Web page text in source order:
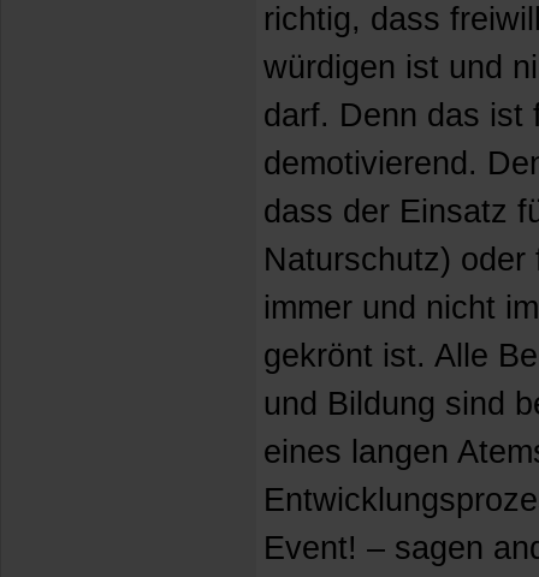
richtig, dass
würdigen ist und
darf. Denn das ist
demotivierend.
dass der Einsatz
Naturschutz)
immer und nicht
gekrönt ist. Alle
und Bildung sind
eines langen
Event! – sagen